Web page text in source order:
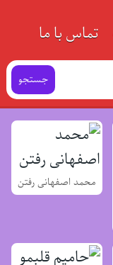
تماس با ما
جستجو
محمد اصفهانی رفتن